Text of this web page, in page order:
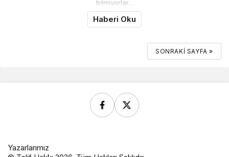
bilmiyorlar...
Haberi Oku
SONRAKI SAYFA »
Yazarlarımız